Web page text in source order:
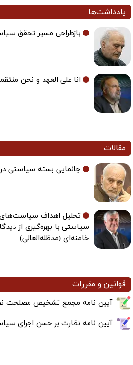
یادداشت‌ها
بازطراحی مسیر تحقق
انا علی العهد و نحن
مقالات
جانمایی بسته سیاستی
تحلیل اهداف
سیاستی با بهره‌گیری از
خامنه‌ای (مدظله‌العالی)
قوانین و مقررات
آیین نامه مجمع تشخیص مصلحت
آیین نامه نظارت بر حسن اجرای